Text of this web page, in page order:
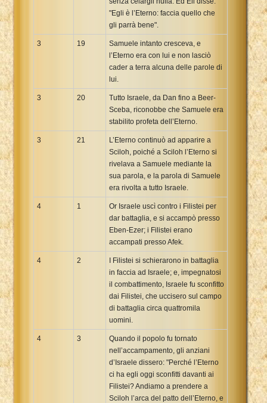
"Egli è l’Eterno: faccia quello che
gli parrà bene".
3 19
Samuele intanto cresceva, e
l’Eterno era con lui e non lasciò
cader a terra alcuna delle parole di
lui.
3 20
Tutto Israele, da Dan fino a Beer-
Sceba, riconobbe che Samuele era
stabilito profeta dell’Eterno.
3 21
L’Eterno continuò ad apparire a
Sciloh, poiché a Sciloh l’Eterno si
rivelava a Samuele mediante la
sua parola, e la parola di Samuele
era rivolta a tutto Israele.
4 1
Or Israele uscì contro i Filistei per
dar battaglia, e si accampò presso
Eben-Ezer; i Filistei erano
accampati presso Afek.
4 2
I Filistei si schierarono in battaglia
in faccia ad Israele; e, impegnatosi
il combattimento, Israele fu sconfitto
dai Filistei, che uccisero sul campo
di battaglia circa quattromila
uomini.
4 3
Quando il popolo fu tornato
nell’accampamento, gli anziani
d’Israele dissero: "Perché l’Eterno
ci ha egli oggi sconfitti davanti ai
Filistei? Andiamo a prendere a
Sciloh l’arca del patto dell’Eterno, e